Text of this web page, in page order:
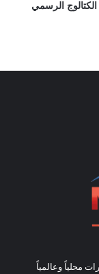
محلياً وعالمياً